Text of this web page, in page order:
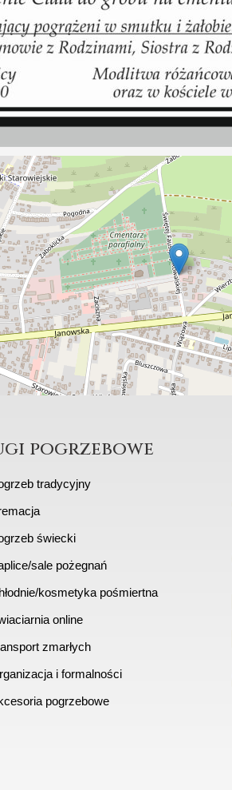
pogrzebowe
tradycyjny
świecki
sale pożegnań
kosmetyka pośmiertna
online
zmarłych
i formalności
pogrzebowe